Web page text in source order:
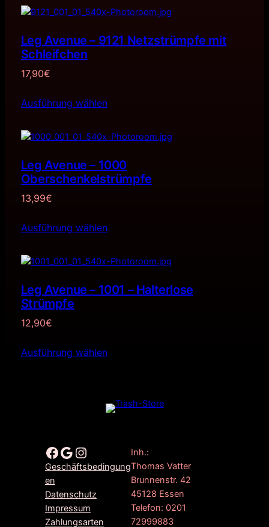
Leg Avenue – 9121 Netzstrümpfe mit
Schleifchen
17,90€
Ausführung wählen
Leg Avenue – 1000
Oberschenkelstrümpfe
13,99€
Ausführung wählen
Leg Avenue – 1001 – Halterlose
Strümpfe
12,90€
Ausführung wählen
Facebook Google Instagram
Geschäftsbedingung
en
Datenschutz
Impressum
Zahlungsarten
Inh.:
Thomas Vatter
Brunnenstr. 42
45128 Essen
Telefon: 0201
72999883